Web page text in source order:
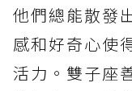
他們總能散發
感和好奇心使
活力。雙子座